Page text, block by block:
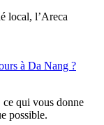
local, l’Areca
à Da Nang ?
ce qui vous donne
possible.